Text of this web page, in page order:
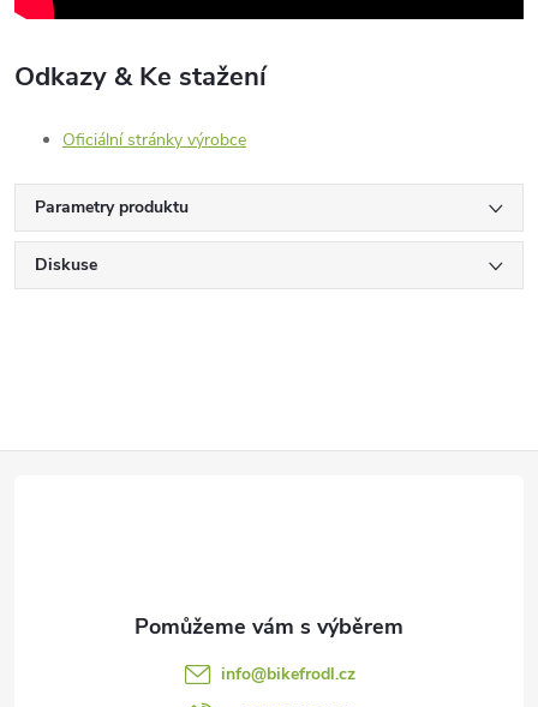
Odkazy & Ke stažení
Oficiální stránky výrobce
Parametry produktu
Diskuse
info@bikefrodl.cz